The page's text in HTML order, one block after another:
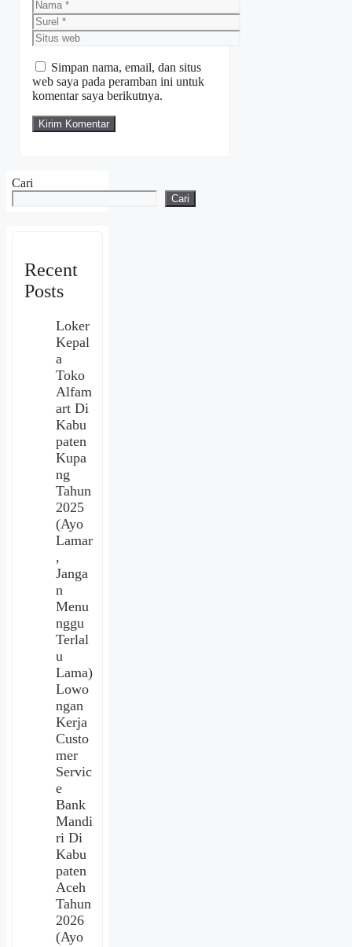
Nama
Surel
Situs
web
Simpan nama, email, dan situs
web saya pada peramban ini untuk
komentar saya berikutnya.
Cari
Cari
Recent
Posts
Loker
Kepal
a
Toko
Alfam
art Di
Kabu
paten
Kupa
ng
Tahun
2025
(Ayo
Lamar
,
Janga
n
Menu
nggu
Terlal
u
Lama)
Lowo
ngan
Kerja
Custo
mer
Servic
e
Bank
Mandi
ri Di
Kabu
paten
Aceh
Tahun
2026
(Ayo